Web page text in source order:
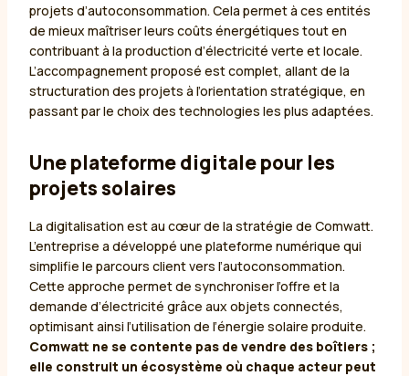
projets d’autoconsommation. Cela permet à ces entités
de mieux maîtriser leurs coûts énergétiques tout en
contribuant à la production d’électricité verte et locale.
L’accompagnement proposé est complet, allant de la
structuration des projets à l’orientation stratégique, en
passant par le choix des technologies les plus adaptées.
Une plateforme digitale pour les
projets solaires
La digitalisation est au cœur de la stratégie de Comwatt.
L’entreprise a développé une plateforme numérique qui
simplifie le parcours client vers l’autoconsommation.
Cette approche permet de synchroniser l’offre et la
demande d’électricité grâce aux objets connectés,
optimisant ainsi l’utilisation de l’énergie solaire produite.
Comwatt ne se contente pas de vendre des boîtiers ;
elle construit un écosystème où chaque acteur peut